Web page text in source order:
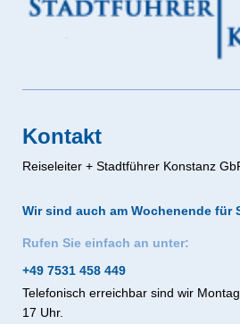
Kontakt
Reiseleiter + Stadtführer Konstanz
Wir sind auch am Wochenende für
Rufen Sie einfach an unter:
+49 7531 458 449
Telefonisch erreichbar sind wir
17 Uhr.